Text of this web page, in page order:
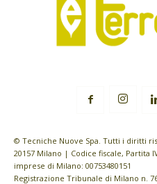
© Tecniche Nuove Spa. Tutti i diritti
20157 Milano | Codice fiscale, Partita
imprese di Milano: 00753480151
Registrazione Tribunale di Milano n.